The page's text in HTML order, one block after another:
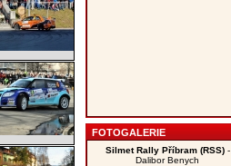
FOTOGALERIE
Silmet Rally Příbram (RSS)-
Dalibor Benych